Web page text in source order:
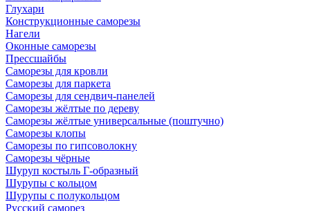
Глухари
Конструкционные саморезы
Нагели
Оконные саморезы
Прессшайбы
Саморезы для кровли
Саморезы для паркета
Саморезы для сендвич-панелей
Саморезы жёлтые по дереву
Саморезы жёлтые универсальные (поштучно)
Саморезы клопы
Саморезы по гипсоволокну
Саморезы чёрные
Шуруп костыль Г-образный
Шурупы с кольцом
Шурупы с полукольцом
Русский саморез